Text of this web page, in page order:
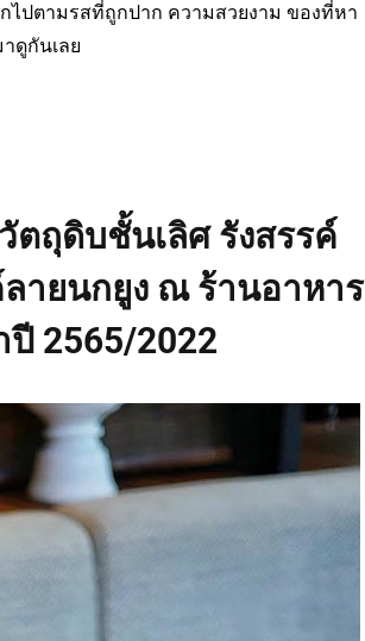
ปตามรสที่ถูกปาก ความสวยงาม ของที่หา
ดูกันเลย
ถุดิบชั้นเลิศ รังสรรค์
ายนกยูง ณ ร้านอาหาร
ปี 2565/2022